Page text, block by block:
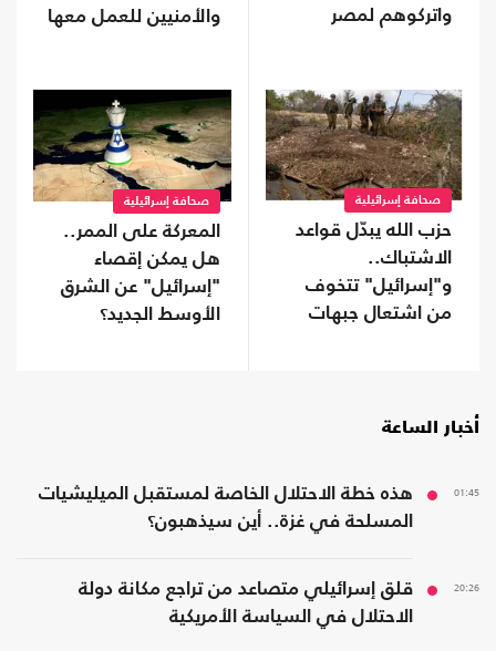
واتركوهم لمصر
والأمنيين للعمل معها
صحافة إسرائيلية
حزب الله يبدّل قواعد
الاشتباك..
و"إسرائيل" تتخوف
من اشتعال جبهات
صحافة إسرائيلية
المعركة على الممر..
هل يمكن إقصاء
"إسرائيل" عن الشرق
الأوسط الجديد؟
أخبار الساعة
01:45
هذه خطة الاحتلال الخاصة لمستقبل الميليشيات
المسلحة في غزة.. أين سيذهبون؟
20:26
قلق إسرائيلي متصاعد من تراجع مكانة دولة
الاحتلال في السياسة الأمريكية